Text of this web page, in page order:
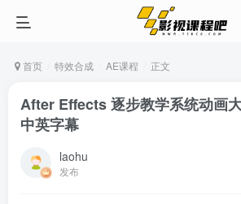
首页 特效合成 AE课程 正文
After Effects 逐步教学系统动画
中英字幕
laohu
发布